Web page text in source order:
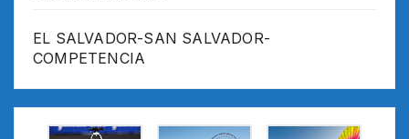
EL SALVADOR-SAN SALVADOR-
COMPETENCIA